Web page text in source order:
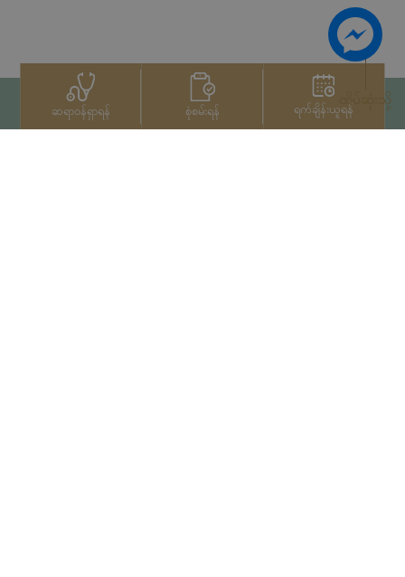
ဆရာဝန်ရှာရန် စုံစမ်းရန် ရက်ချိန်းယူရန်ထိပ်ဆုံးသို့